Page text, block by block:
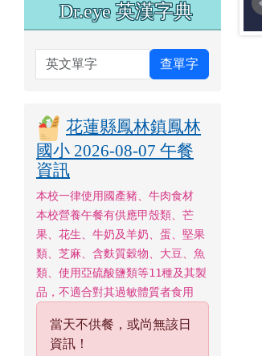
Dr.eye 英漢字典
英文單字 查單字
花蓮縣鳳林鎮鳳林
國小 2026-08-07 午餐
資訊
本校一律使用國產豬、牛肉食材
本校營養午餐有供應甲殼類、芒
果、花生、牛奶及羊奶、蛋、堅果
類、芝麻、含麩質穀物、大豆、魚
類、使用亞硫酸鹽類等11種及其製
品，不適合對其過敏體質者食用
當天不供餐，或尚無該日
資訊！